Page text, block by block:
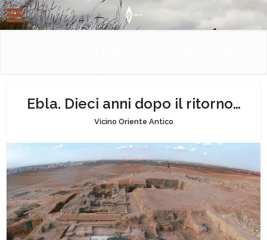
Ebla. Dieci anni dopo il ritorno…
Vicino Oriente Antico